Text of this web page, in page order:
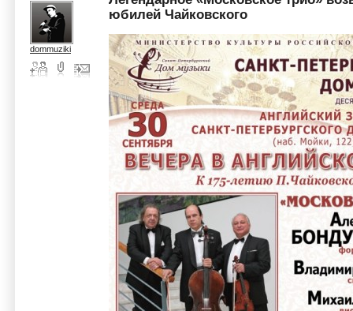
dommuziki
юбилей Чайковского